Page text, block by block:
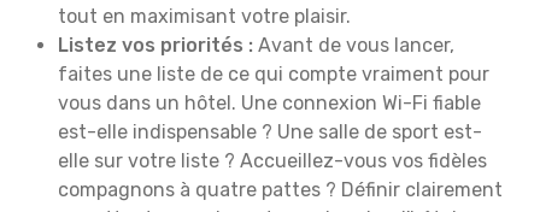
tout en maximisant votre plaisir.
Listez vos priorités : Avant de vous lancer,
faites une liste de ce qui compte vraiment pour
vous dans un hôtel. Une connexion Wi-Fi fiable
est-elle indispensable ? Une salle de sport est-
elle sur votre liste ? Accueillez-vous vos fidèles
compagnons à quatre pattes ? Définir clairement